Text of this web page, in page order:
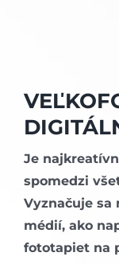
Je
spomedzi
Vyznačuje sa
médií, ako
fototapiet na